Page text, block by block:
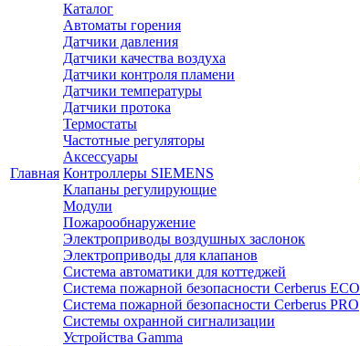
Главная
Каталог
Автоматы горения
Датчики давления
Датчики качества воздуха
Датчики контроля пламени
Датчики температуры
Датчики протока
Термостаты
Частотные регуляторы
Аксессуары
Контроллеры SIEMENS
Клапаны регулирующие
Модули
Пожарообнаружение
Электроприводы воздушных заслонок
Электроприводы для клапанов
Система автоматики для коттеджей
Система пожарной безопасности Cerberus ECO
Система пожарной безопасности Cerberus PRO
Системы охранной сигнализации
Устройства Gamma